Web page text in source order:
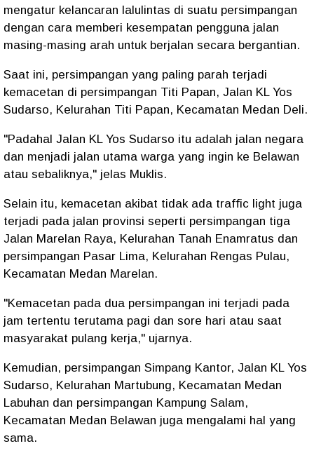
mengatur kelancaran lalulintas di suatu persimpangan
dengan cara memberi kesempatan pengguna jalan
masing-masing arah untuk berjalan secara bergantian.
Saat ini, persimpangan yang paling parah terjadi
kemacetan di persimpangan Titi Papan, Jalan KL Yos
Sudarso, Kelurahan Titi Papan, Kecamatan Medan Deli.
"Padahal Jalan KL Yos Sudarso itu adalah jalan negara
dan menjadi jalan utama warga yang ingin ke Belawan
atau sebaliknya," jelas Muklis.
Selain itu, kemacetan akibat tidak ada traffic light juga
terjadi pada jalan provinsi seperti persimpangan tiga
Jalan Marelan Raya, Kelurahan Tanah Enamratus dan
persimpangan Pasar Lima, Kelurahan Rengas Pulau,
Kecamatan Medan Marelan.
"Kemacetan pada dua persimpangan ini terjadi pada
jam tertentu terutama pagi dan sore hari atau saat
masyarakat pulang kerja," ujarnya.
Kemudian, persimpangan Simpang Kantor, Jalan KL Yos
Sudarso, Kelurahan Martubung, Kecamatan Medan
Labuhan dan persimpangan Kampung Salam,
Kecamatan Medan Belawan juga mengalami hal yang
sama.